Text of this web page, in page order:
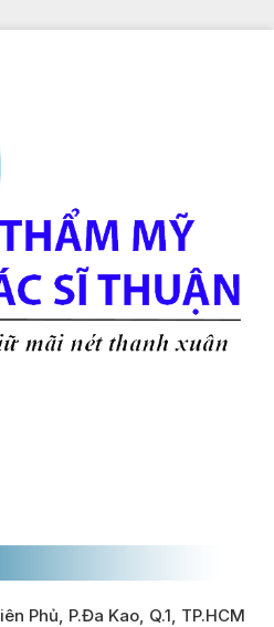
Phủ, P.Đa Kao, Q.1, TP.HCM